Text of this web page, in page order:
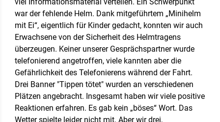
war der fehlende Helm. Dank mitgeführtem „Minihelm
mit Ei“, eigentlich für Kinder gedacht, konnten wir auch
Erwachsene von der Sicherheit des Helmtragens
überzeugen. Keiner unserer Gesprächspartner wurde
telefonierend angetroffen, viele kannten aber die
Gefährlichkeit des Telefonierens während der Fahrt.
Drei Banner "Tippen tötet" wurden an verschiedenen
Plätzen angebracht. Insgesamt haben wir viele positive
Reaktionen erfahren. Es gab kein „böses“ Wort. Das
Wetter spielte leider nicht mit. Aber wir drei,